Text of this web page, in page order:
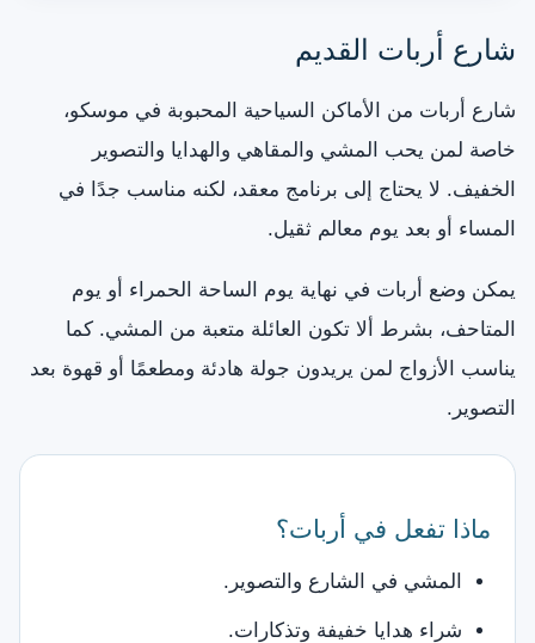
شارع أربات القديم
شارع أربات من الأماكن السياحية المحبوبة في موسكو،
خاصة لمن يحب المشي والمقاهي والهدايا والتصوير
الخفيف. لا يحتاج إلى برنامج معقد، لكنه مناسب جدًا في
المساء أو بعد يوم معالم ثقيل.
يمكن وضع أربات في نهاية يوم الساحة الحمراء أو يوم
المتاحف، بشرط ألا تكون العائلة متعبة من المشي. كما
يناسب الأزواج لمن يريدون جولة هادئة ومطعمًا أو قهوة بعد
التصوير.
ماذا تفعل في أربات؟
المشي في الشارع والتصوير.
شراء هدايا خفيفة وتذكارات.